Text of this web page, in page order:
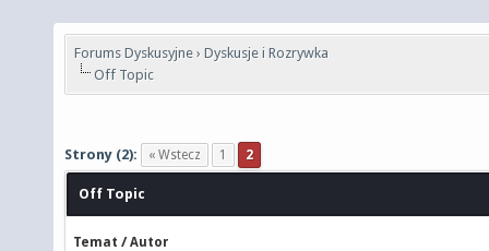
Forums Dyskusyjne › Dyskusje i Rozrywka
Off Topic
Strony (2): « Wstecz 1 2
Off Topic
Temat /Autor